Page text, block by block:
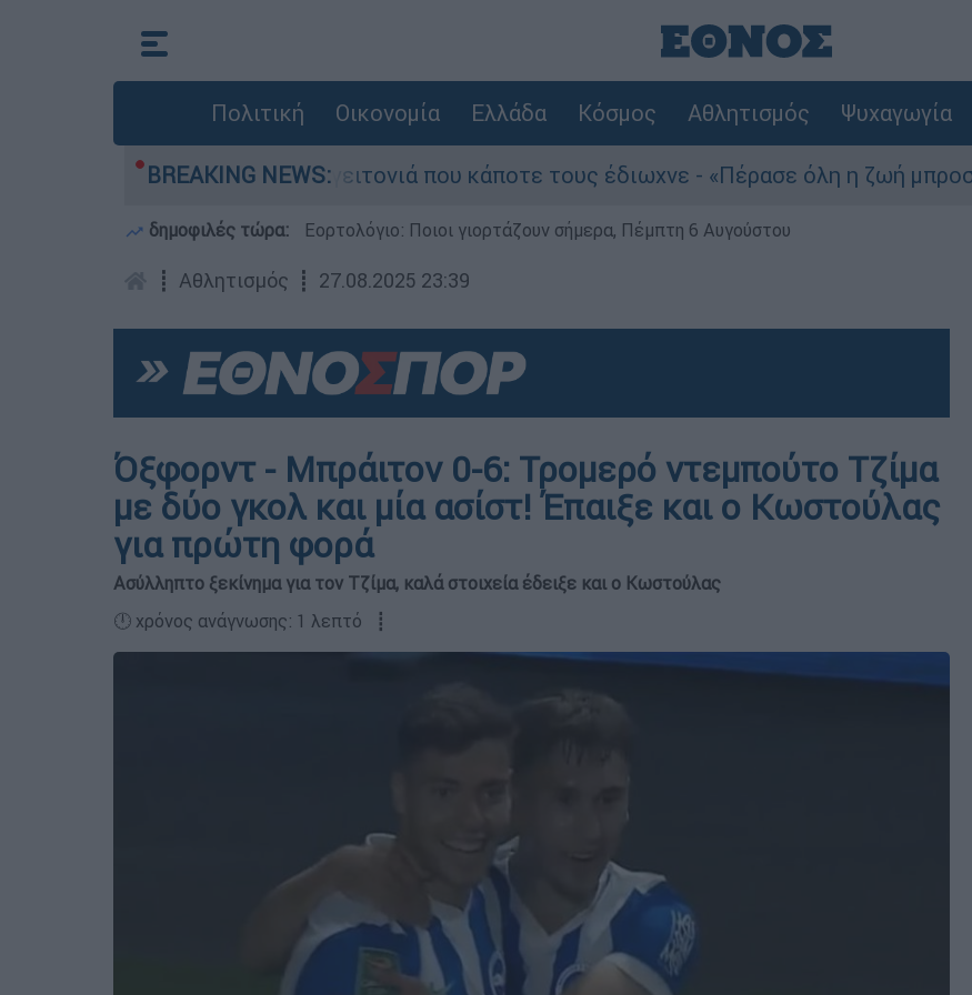
Πολιτική Οικονομία Ελλάδα Κόσμος Αθλητισμός Ψυχαγωγία
BREAKING NEWS:
τη μεγάλη φωτιά τη γειτονιά που κάποτε τους έδιωχνε - «Πέρασε όλη η ζωή μπροστά μου»
δημοφιλές τώρα: Εορτολόγιο: Ποιοι γιορτάζουν σήμερα, Πέμπτη 6 Αυγούστου
┋ Αθλητισμός ┋ 27.08.2025 23:39
Όξφορντ - Μπράιτον 0-6: Τρομερό ντεμπούτο Τζίμα
με δύο γκολ και μία ασίστ! Έπαιξε και ο Κωστούλας
για πρώτη φορά
Ασύλληπτο ξεκίνημα για τον Τζίμα, καλά στοιχεία έδειξε και ο Κωστούλας
🕛 χρόνος ανάγνωσης: 1 λεπτό ┋